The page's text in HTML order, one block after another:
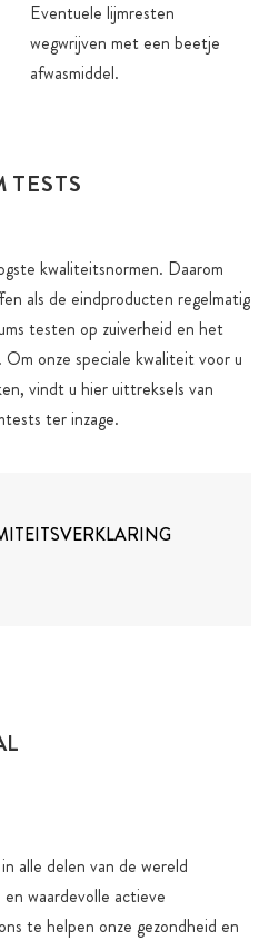
Eventuele lijmresten
wegwrijven met een beetje
afwasmiddel.
TESTS
kwaliteitsnormen. Daarom
als de eindproducten regelmatig
testen op zuiverheid en het
onze speciale kwaliteit voor u
vindt u hier uittreksels van
ter inzage.
alle delen van de wereld
waardevolle actieve
te helpen onze gezondheid en